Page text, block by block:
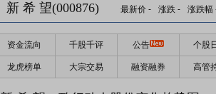
新 希 望(000876) 最新价 - 涨跌 - 涨跌幅
资金流向 千股千评 公告 个股
龙虎榜单 大宗交易 融资融券 高管